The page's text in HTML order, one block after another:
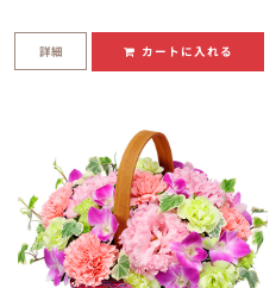
詳細 カートに入れる